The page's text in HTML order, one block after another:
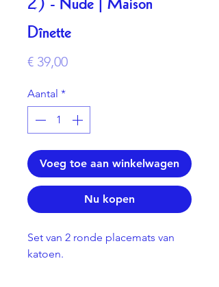
Dînette
€ 39,00Prijs
Aantal *
Voeg toe aan winkelwagen
Nu kopen
Set van 2 ronde placemats van
katoen.